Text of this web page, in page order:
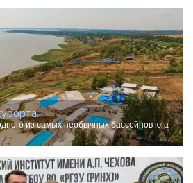
из самых необычных бассейнов юга